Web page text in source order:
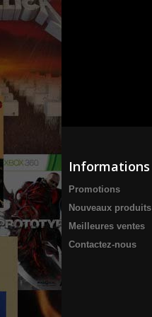
Informations
Promotions
Nouveaux produits
Meilleures ventes
Contactez-nous